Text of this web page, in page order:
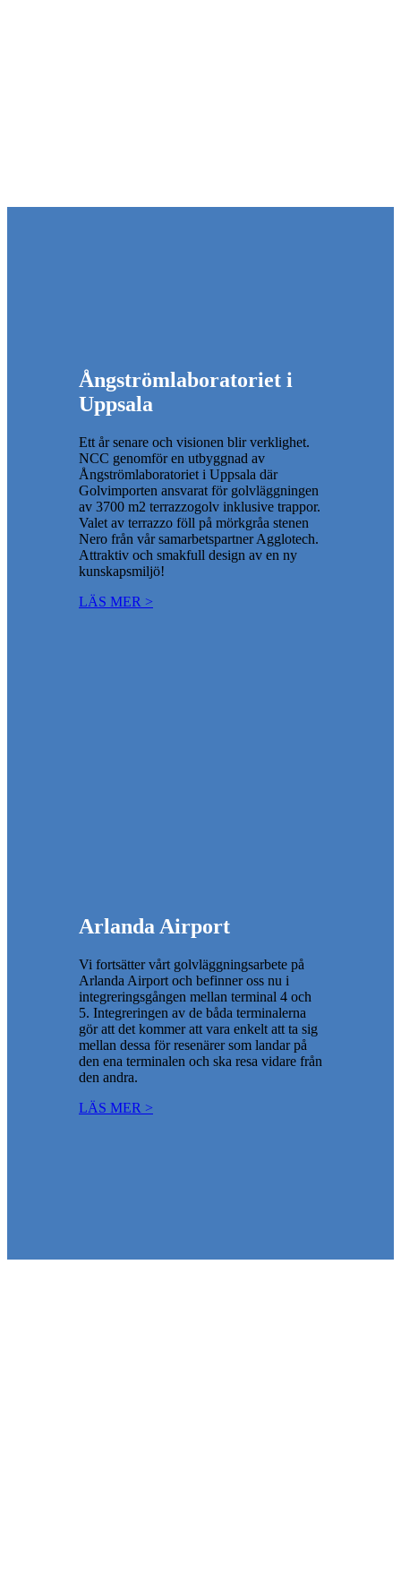
Ångströmlaboratoriet i
Uppsala
Ett år senare och visionen blir verklighet.
NCC genomför en utbyggnad av
Ångströmlaboratoriet i Uppsala där
Golvimporten ansvarat för golvläggningen
av 3700 m2 terrazzogolv inklusive trappor.
Valet av terrazzo föll på mörkgråa stenen
Nero från vår samarbetspartner Agglotech.
Attraktiv och smakfull design av en ny
kunskapsmiljö!
LÄS MER >
Arlanda Airport
Vi fortsätter vårt golvläggningsarbete på
Arlanda Airport och befinner oss nu i
integreringsgången mellan terminal 4 och
5. Integreringen av de båda terminalerna
gör att det kommer att vara enkelt att ta sig
mellan dessa för resenärer som landar på
den ena terminalen och ska resa vidare från
den andra.
LÄS MER >